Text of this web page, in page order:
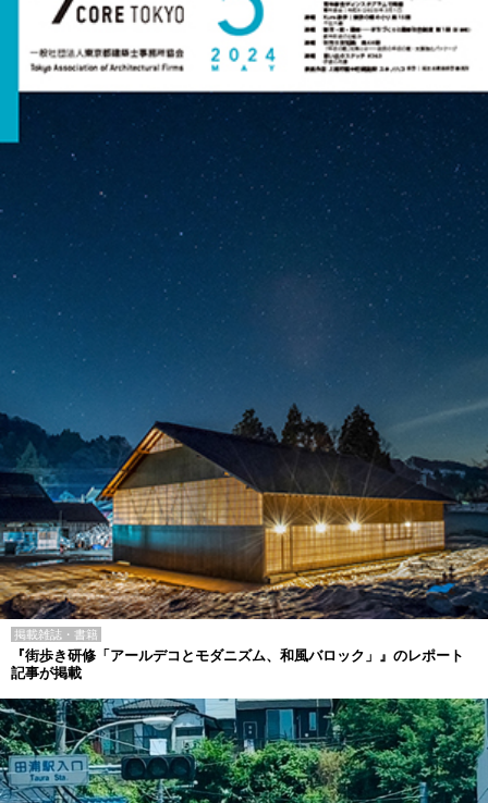
掲載雑誌・書籍
『街歩き研修「アールデコとモダニズム、和風バロック」』のレポート
記事が掲載